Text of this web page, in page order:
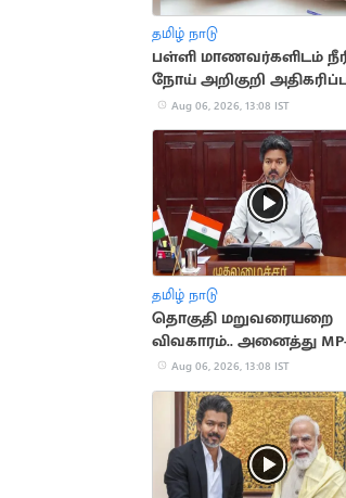
தமிழ் நாடு
பள்ளி மாணவர்களிடம்
நோய் அறிகுறி
அதிர்ச்சி தகவல்
Aug 06, 2026, 13:08 IST
தமிழ் நாடு
தொகுதி மறுவரையறை
விவகாரம்.. அனைத்து MP-
க்களுக்கும் CM விஜய்
அழைப்பு
Aug 06, 2026, 13:08 IST